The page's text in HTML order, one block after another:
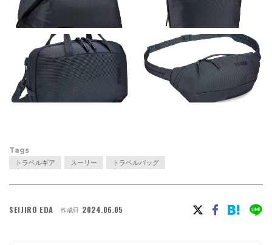
Tags
トラベルギア スーリー トラベルバッグ
SEIJIRO EDA 作成日 2024.06.05